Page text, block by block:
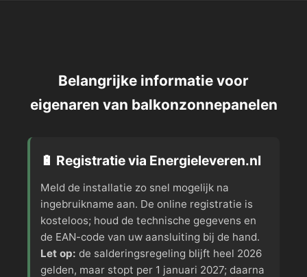
Belangrijke informatie voor
eigenaren van balkonzonnepanelen
🔋 Registratie via Energieleveren.nl
Meld de installatie zo snel mogelijk na
ingebruikname aan. De online registratie is
kosteloos; houd de technische gegevens en
de EAN-code van uw aansluiting bij de hand.
Let op: de salderingsregeling blijft heel 2026
gelden, maar stopt per 1 januari 2027; daarna